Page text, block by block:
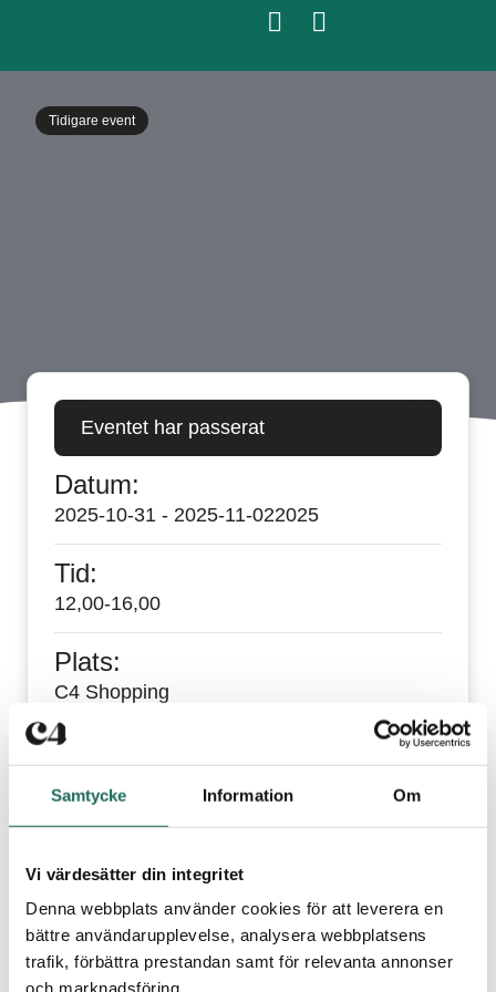
Samtycke Information Om
Vi värdesätter din integritet
Denna webbplats använder cookies för att leverera en
bättre användarupplevelse, analysera webbplatsens
trafik, förbättra prestandan samt för relevanta annonser
och marknadsföring.
Tidigare event
Publicerad
HALLOWEEN PÅ C4
SHOPPING
ett spöklikt paradis fyllt med skratt, bus och
massor av roliga aktiviteter för hela familjen!
Lagom till Halloween förvandlas C4 Shopping till ett
spöklikt paradis fyllt med skratt, bus och massor av
Eventet har passerat
Datum:
2025-10-31 - 2025-11-022025
Tid:
12,00-16,00
Plats:
C4 Shopping